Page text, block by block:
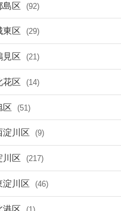
島区 (92)
東区 (29)
見区 (21)
花区 (14)
区 (51)
淀川区 (9)
川区 (217)
淀川区 (46)
港区